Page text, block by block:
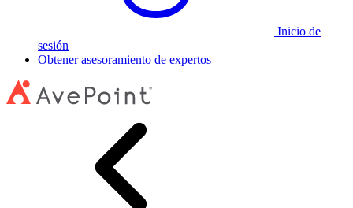
Inicio de
sesión
Obtener asesoramiento de expertos